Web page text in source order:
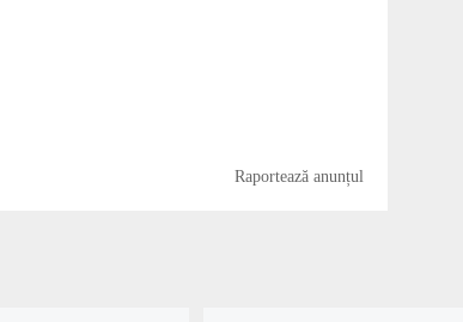
Raportează anunțul